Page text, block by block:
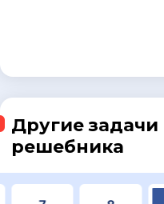
Другие задачи
решебника